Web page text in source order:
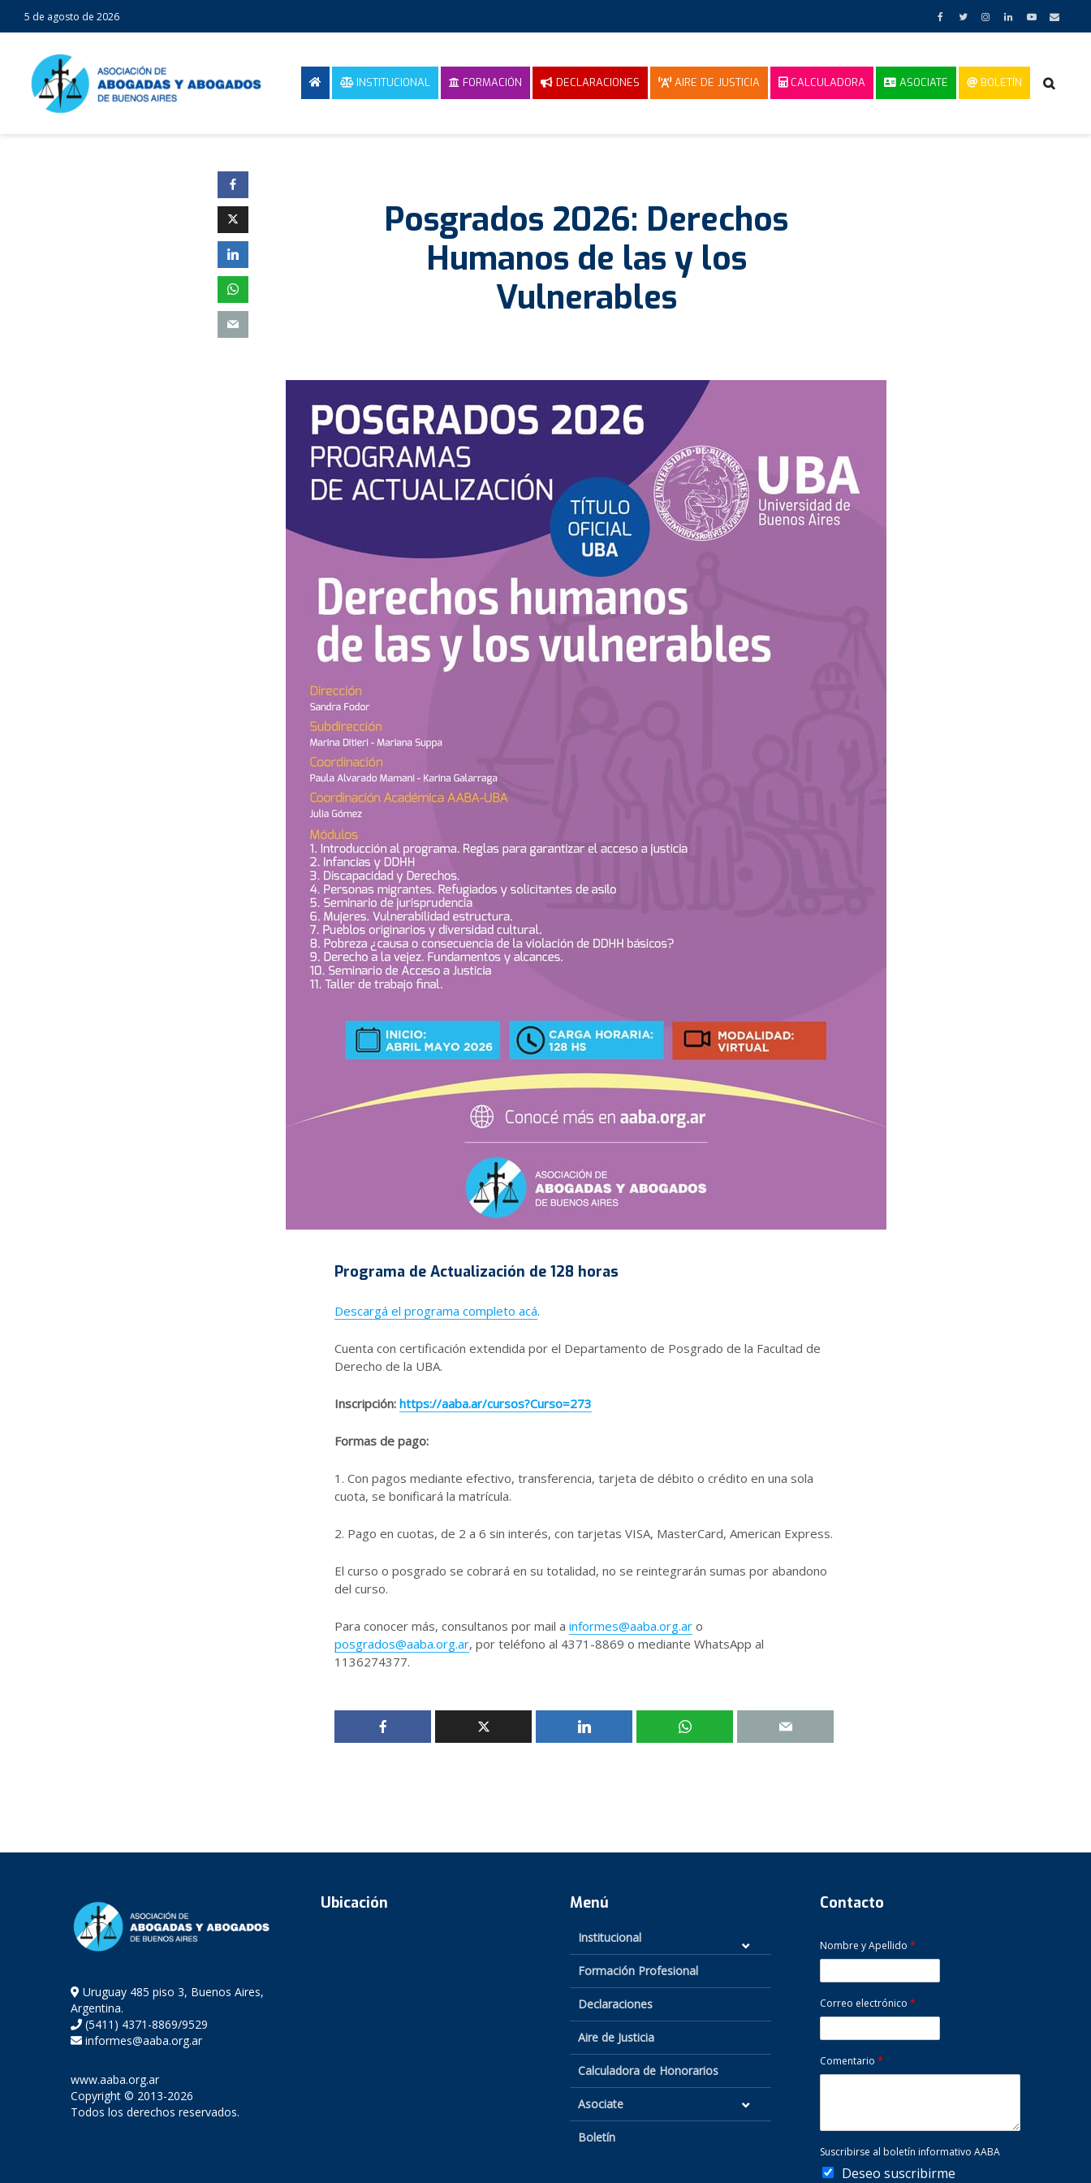
5 de agosto de 2026
INSTITUCIONAL FORMACIÓN DECLARACIONES AIRE DE JUSTICIA CALCULADORA ASOCIATE BOLETÍN
Posgrados 2026: Derechos
Humanos de las y los
Vulnerables
Programa de Actualización de 128 horas
Descargá el programa completo acá.
Cuenta con certificación extendida por el Departamento de Posgrado de la Facultad de
Derecho de la UBA.
Inscripción: https://aaba.ar/cursos?Curso=273
Formas de pago:
1. Con pagos mediante efectivo, transferencia, tarjeta de débito o crédito en una sola
cuota, se bonificará la matrícula.
2. Pago en cuotas, de 2 a 6 sin interés, con tarjetas VISA, MasterCard, American Express.
El curso o posgrado se cobrará en su totalidad, no se reintegrarán sumas por abandono
del curso.
Para conocer más, consultanos por mail a informes@aaba.org.ar o
posgrados@aaba.org.ar, por teléfono al 4371-8869 o mediante WhatsApp al
1136274377.
Uruguay 485 piso 3, Buenos Aires,
Argentina.
(5411) 4371-8869/9529
informes@aaba.org.ar
www.aaba.org.ar
Copyright © 2013-2026
Todos los derechos reservados.
Ubicación Menú
Institucional
Formación Profesional
Declaraciones
Aire de Justicia
Calculadora de Honorarios
Asociate
Boletín
Contacto
Nombre y Apellido *
Correo electrónico *
Comentario *
Suscribirse al boletín informativo AABA
Deseo suscribirme